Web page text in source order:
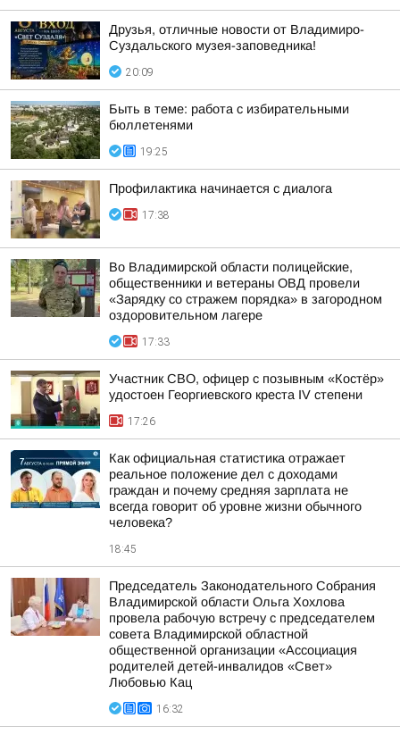
Друзья, отличные новости от Владимиро-
Суздальского музея-заповедника!
20:09
Быть в теме: работа с избирательными
бюллетенями
19:25
Профилактика начинается с диалога
17:38
Во Владимирской области полицейские,
общественники и ветераны ОВД провели
«Зарядку со стражем порядка» в загородном
оздоровительном лагере
17:33
Участник СВО, офицер с позывным «Костёр»
удостоен Георгиевского креста IV степени
17:26
Как официальная статистика отражает
реальное положение дел с доходами
граждан и почему средняя зарплата не
всегда говорит об уровне жизни обычного
человека?
18:45
Председатель Законодательного Собрания
Владимирской области Ольга Хохлова
провела рабочую встречу с председателем
совета Владимирской областной
общественной организации «Ассоциация
родителей детей-инвалидов «Свет»
Любовью Кац
16:32